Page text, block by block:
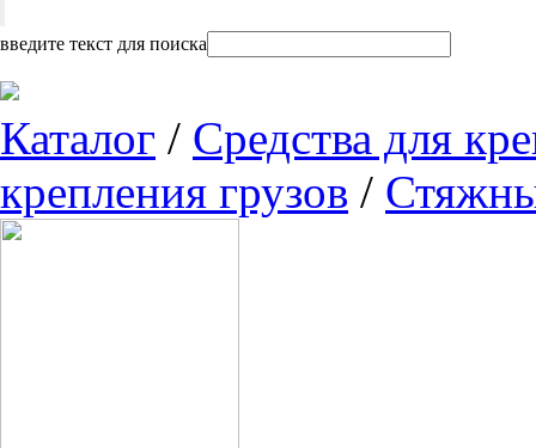
введите текст для поиска
Каталог / Средства для
крепления грузов /